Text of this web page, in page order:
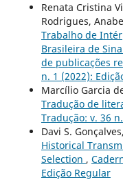
Renata Cristina
Rodrigues,
Trabalho de
Brasileira de
de publicações
n. 1 (2022):
Marcílio Garcia
Tradução de
Tradução: v. 36
Davi S. Gonçalves,
Historical
Selection ,
Edição Regular